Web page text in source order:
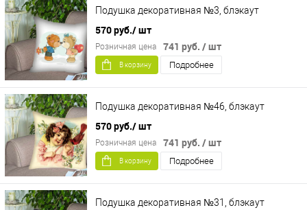
Подушка декоративная №3, блэкаут
570 руб./ шт
741 руб. / шт
Розничная цена
В корзину Подробнее
Подушка декоративная №46, блэкаут
570 руб./ шт
741 руб. / шт
Розничная цена
В корзину Подробнее
Подушка декоративная №31, блэкаут